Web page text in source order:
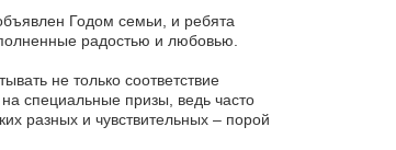
Годом семьи, и ребята
радостью и любовью.
не только соответствие
специальные призы, ведь часто
разных и чувствительных – порой